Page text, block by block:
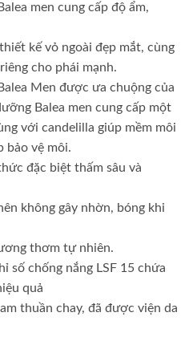
men cung cấp độ ẩm,
kế vỏ ngoài đẹp mắt, cùng
cho phái mạnh.
Men được ưa chuộng của
Balea men cung cấp một
với candelilla giúp mềm môi
bảo vệ môi.
đặc biệt thấm sâu và
không gây nhờn, bóng khi
thơm tự nhiên.
số chống nắng LSF 15 chứa
quả
thuần chay, đã được viện da